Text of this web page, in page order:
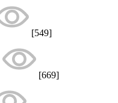
[549]
[669]